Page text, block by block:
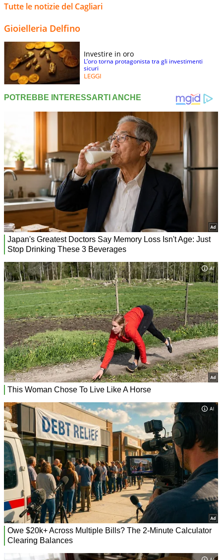
Tutte le notizie del Cagliari
Gioielleria Delfino
Investire in oro
L’oro torna protagonista tra gli investimenti
sicuri
LEGGI